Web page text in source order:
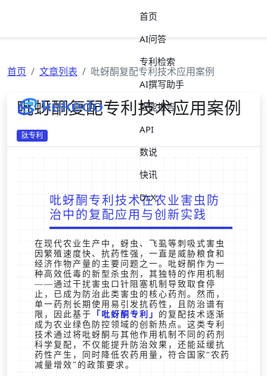
首页
AI问答
专利检索
AI撰写助手
智能报告
API
数说
快讯
Dr.X
首页 文章列表 吡蚜酮复配专利技术应用案例
吡蚜酮复配专利技术应用案例
肽专利
吡蚜酮专利技术在农业害虫防
治中的复配应用与创新实践
在现代农业生产中，蚜虫、飞虱等刺吸式害虫
因繁殖速度快、抗药性强，一直是威胁粮食和
经济作物产量的主要问题之一。吡蚜酮作为一
种高效低毒的新型杀虫剂，其独特的作用机制
——通过干扰害虫口针阻塞机制导致取食停
止，已成为防治此类害虫的核心药剂。然而，
单一药剂长期使用易引发抗药性，且防治谱有
限，因此基于
吡蚜酮专利
的复配技术逐渐
成为农业绿色防控领域的创新热点。这类专利
技术通过将吡蚜酮与其他作用机制不同的药剂
科学复配，不仅能提升防治效果，还能延缓抗
药性产生，同时降低农药用量，符合国家“农药
减量增效”的政策要求。